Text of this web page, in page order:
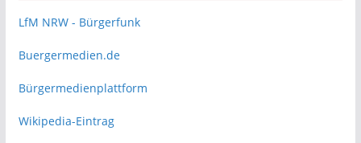
LfM NRW - Bürgerfunk
Buergermedien.de
Bürgermedienplattform
Wikipedia-Eintrag